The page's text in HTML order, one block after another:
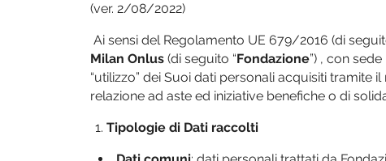
(ver. 2/08/2022)
Ai sensi del Regolamento UE 679/2016 (di
Milan Onlus (di seguito “Fondazione”) , con
“utilizzo” dei Suoi dati personali acquisiti
relazione ad aste ed iniziative benefiche o di
Tipologie di Dati raccolti